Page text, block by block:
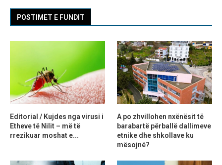
POSTIMET E FUNDIT
Editorial / Kujdes nga virusi i
Etheve të Nilit – më të
rrezikuar moshat e...
A po zhvillohen nxënësit të
barabartë përballë dallimeve
etnike dhe shkollave ku
mësojnë?